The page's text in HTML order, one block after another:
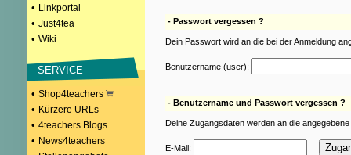
• Linkportal
• Just4tea
• Wiki
SERVICE
• Shop4teachers
• Kürzere URLs
• 4teachers Blogs
• News4teachers
- Passwort vergessen ?
Dein Passwort wird an die bei der Anmeldung
Benutzername (user):
- Benutzername und Passwort vergessen ?
Deine Zugangsdaten werden an die
E-Mail: